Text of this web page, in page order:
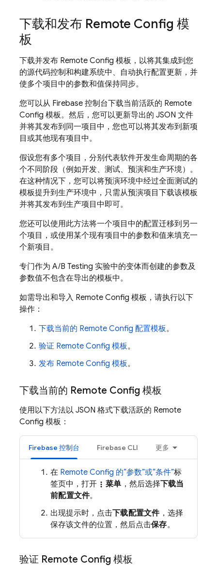
下载和发布 Remote Config 模
板
下载并发布 Remote Config 模板，以将其集成到您
的源代码控制和构建系统中、自动执行配置更新，并
使多个项目中的参数和值保持同步。
您可以从 Firebase 控制台下载当前活跃的 Remote
Config 模板。然后，您可以更新导出的 JSON 文件
并将其发布到同一项目中，您也可以将其发布到新项
目或其他现有项目中。
假设您有多个项目，分别代表软件开发生命周期的各
个不同阶段（例如开发、测试、预演和生产环境）。
在这种情况下，您可以将预演环境中经过全面测试的
模板提升到生产环境中，只需从预演项目下载该模板
并将其发布到生产项目中即可。
您还可以使用此方法将一个项目中的配置迁移到另一
个项目，或使用某个现有项目中的参数和值来填充一
个新项目。
专门作为 A/B Testing 实验中的变体而创建的参数及
参数值不包含在导出的模板中。
如需导出和导入 Remote Config 模板，请执行以下
操作：
下载当前的 Remote Config 配置模板。
验证 Remote Config 模板。
发布 Remote Config 模板。
下载当前的 Remote Config 模板
使用以下方法以 JSON 格式下载活跃的 Remote
Config 模板：
Firebase 控制台 Firebase CLI 更多
在 Remote Config 的“参数”或“条件”标
签页中，打开 more_vert 菜单 ，然后选择下载当
前配置文件。
出现提示时，点击下载配置文件，选择
保存该文件的位置，然后点击保存。
验证 Remote Config 模板